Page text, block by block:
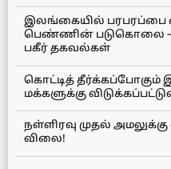
இலங்கையில் பரபரப்பை
பெண்ணின் படுகொலை –
பகீர் தகவல்கள்
கொட்டித் தீர்க்கப்போகும்
மக்களுக்கு
நள்ளிரவு முதல்
விலை!